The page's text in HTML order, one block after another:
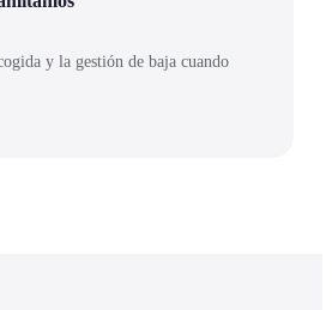
y la gestión de baja cuando